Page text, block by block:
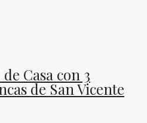
Casa con 3
de San Vicente